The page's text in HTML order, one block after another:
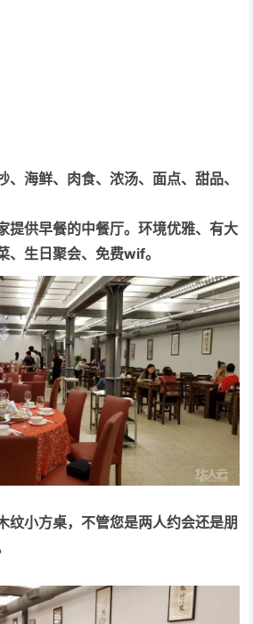
、海鲜、肉食、浓汤、面点、甜品、
提供早餐的中餐厅。环境优雅、有大
、生日聚会、免费wif。
纹小方桌，不管您是两人约会还是朋